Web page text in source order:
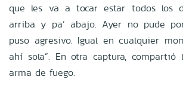
que les va a tocar estar todos los
arriba y pa’ abajo. Ayer no pude
puso agresivo. Igual en cualquier
ahí sola”. En otra captura,
arma de fuego.